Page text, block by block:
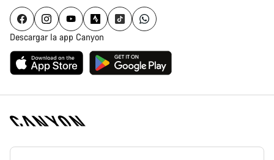
Descargar la app Canyon
Canyon